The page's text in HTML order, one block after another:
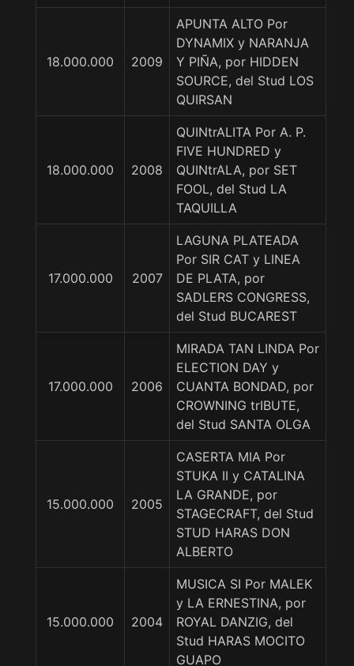
18.000.000 2009
APUNTA ALTO Por
DYNAMIX y NARANJA
Y PIÑA, por HIDDEN
SOURCE, del Stud LOS
QUIRSAN
18.000.000 2008
QUINtrALITA Por A. P.
FIVE HUNDRED y
QUINtrALA, por SET
FOOL, del Stud LA
TAQUILLA
17.000.000 2007
LAGUNA PLATEADA
Por SIR CAT y LINEA
DE PLATA, por
SADLERS CONGRESS,
del Stud BUCAREST
17.000.000 2006
MIRADA TAN LINDA Por
ELECTION DAY y
CUANTA BONDAD, por
CROWNING trIBUTE,
del Stud SANTA OLGA
15.000.000 2005
CASERTA MIA Por
STUKA II y CATALINA
LA GRANDE, por
STAGECRAFT, del Stud
STUD HARAS DON
ALBERTO
15.000.000 2004
MUSICA SI Por MALEK
y LA ERNESTINA, por
ROYAL DANZIG, del
Stud HARAS MOCITO
GUAPO